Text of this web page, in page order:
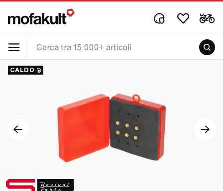
CALDO